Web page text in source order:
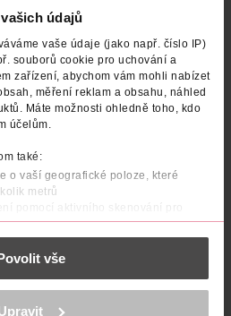
údajů
vaše údaje (jako např. číslo IP)
souborů cookie pro uchování a
zařízení, abychom vám mohli nabízet
měření reklam a obsahu, náhled
Máte možnosti ohledně toho, kdo
účelům.
také:
o vaší geografické poloze, které
metrů
pomocí aktivního skenování pro
(otisk prstu)
vaše osobní údaje, a nastavte
. Svůj souhlas můžete kdykoliv
obsahu a reklam, funkcí sociálních
vše
g
Tužka na oči Naturally Perfect
011 Soft Brown
39.90 Kč
CLUB cena
59.90 Kč
Obj. č.: 1115529